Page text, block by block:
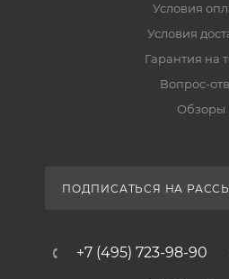
Условия
Условия
Гарантия на
Вопрос-
Обзоры
ПОДПИСАТЬСЯ НА
+7 (495) 723-98-90